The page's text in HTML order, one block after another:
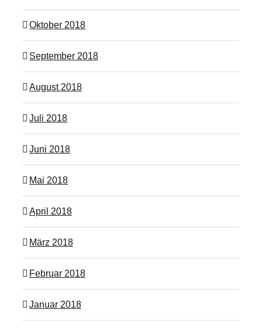
Oktober 2018
September 2018
August 2018
Juli 2018
Juni 2018
Mai 2018
April 2018
März 2018
Februar 2018
Januar 2018